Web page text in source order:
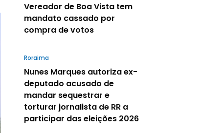
Vereador de Boa Vista tem
mandato cassado por
compra de votos
Roraima
Nunes Marques autoriza ex-
deputado acusado de
mandar sequestrar e
torturar jornalista de RR a
participar das eleições 2026